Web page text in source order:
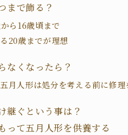
まで飾る？
ら16歳頃まで
20歳までが理想
なくなったら？
月人形は処分を考える前に修理
継ぐという事は？
って五月人形を供養する